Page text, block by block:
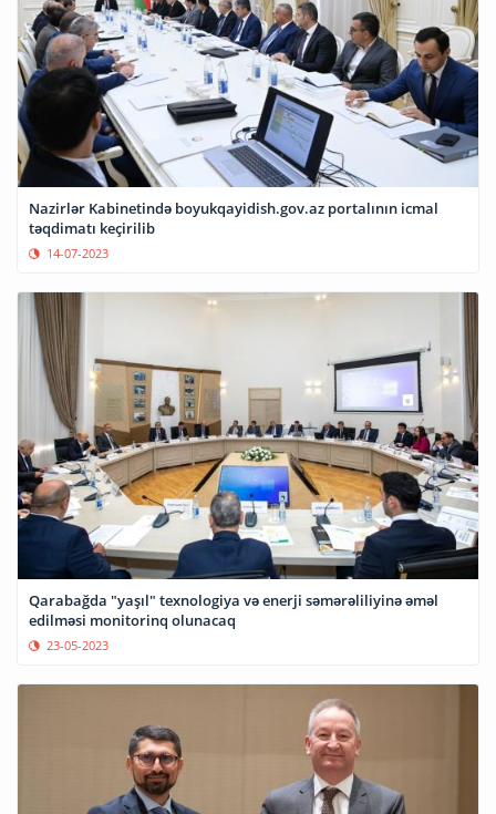
Nazirlər Kabinetində boyukqayidish.gov.az portalının icmal
təqdimatı keçirilib
14-07-2023
Qarabağda "yaşıl" texnologiya və enerji səmərəliliyinə əməl
edilməsi monitorinq olunacaq
23-05-2023